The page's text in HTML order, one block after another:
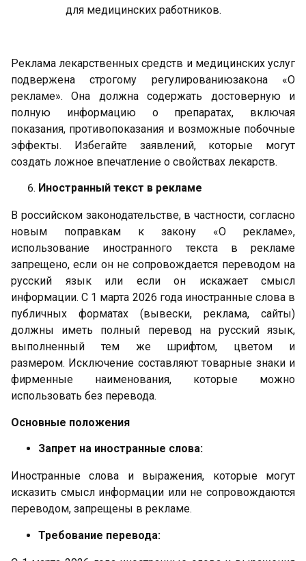
для медицинских работников.
Реклама лекарственных средств и медицинских услуг
подвержена строгому регулированиюзакона «О
рекламе». Она должна содержать достоверную и
полную информацию о препаратах, включая
показания, противопоказания и возможные побочные
эффекты. Избегайте заявлений, которые могут
создать ложное впечатление о свойствах лекарств.
Иностранный текст в рекламе
В российском законодательстве, в частности, согласно
новым поправкам к закону «О рекламе»,
использование иностранного текста в рекламе
запрещено, если он не сопровождается переводом на
русский язык или если он искажает смысл
информации. С 1 марта 2026 года иностранные слова в
публичных форматах (вывески, реклама, сайты)
должны иметь полный перевод на русский язык,
выполненный тем же шрифтом, цветом и
размером. Исключение составляют товарные знаки и
фирменные наименования, которые можно
использовать без перевода.
Основные положения
Запрет на иностранные слова:
Иностранные слова и выражения, которые могут
исказить смысл информации или не сопровождаются
переводом, запрещены в рекламе.
Требование перевода: